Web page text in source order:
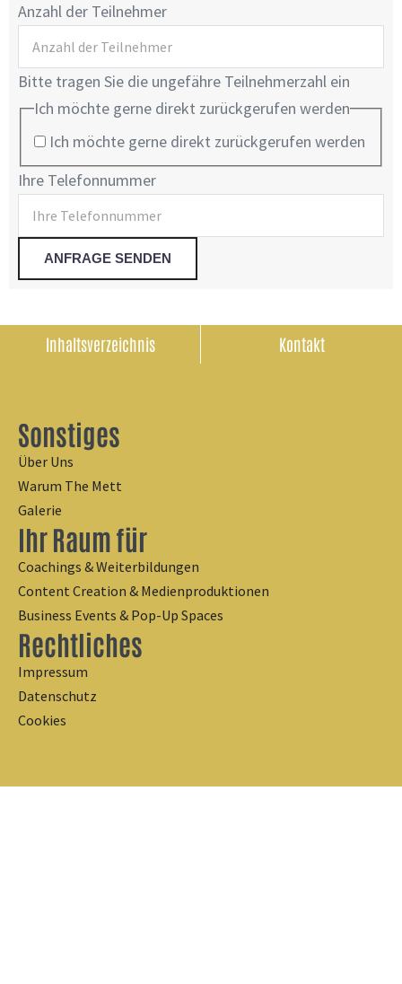
Anzahl der Teilnehmer
Bitte tragen Sie die ungefähre Teilnehmerzahl ein
Ich möchte gerne direkt zurückgerufen werden
Ich möchte gerne direkt zurückgerufen werden
Ihre Telefonnummer
Inhaltsverzeichnis Kontakt
Sonstiges
Über Uns
Warum The Mett
Galerie
Ihr Raum für
Coachings & Weiterbildungen
Content Creation & Medienproduktionen
Business Events & Pop-Up Spaces
Rechtliches
Impressum
Datenschutz
Cookies